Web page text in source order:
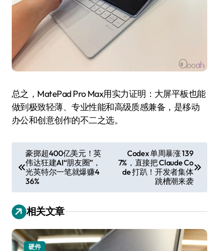
总之，MatePad Pro Max用实力证明：大屏平板也能
做到极致轻薄、专业性能和高级质感兼备，是移动
办公和创意创作的不二之选。
章
豪掷超400亿美元！英
伟达狂建AI“朋友圈”，
光英特尔一笔就爆赚4
36%
Codex 单周暴涨 139
7%，直接把 Claude Co
de 打趴！开发者集体
跳槽潮来袭
相关文章
硬件